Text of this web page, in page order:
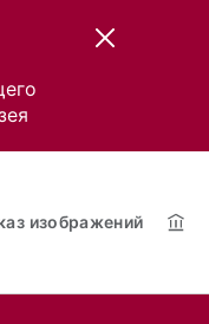
изображений